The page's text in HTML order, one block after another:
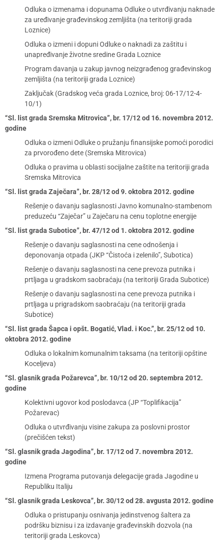
Odluka o izmenama i dopunama Odluke o utvrđivanju naknade
za uređivanje građevinskog zemljišta (na teritoriji grada
Loznice)
Odluka o izmeni i dopuni Odluke o naknadi za zaštitu i
unapređivanje životne sredine Grada Loznice
Program davanja u zakup javnog neizgrađenog građevinskog
zemljišta (na teritoriji grada Loznice)
Zaključak (Gradskog veća grada Loznice, broj: 06-17/12-4-
10/1)
“Sl. list grada Sremska Mitrovica”, br. 17/12 od 16. novembra 2012.
godine
Odluka o izmeni Odluke o pružanju finansijske pomoći porodici
za prvorođeno dete (Sremska Mitrovica)
Odluka o pravima u oblasti socijalne zaštite na teritoriji grada
Sremska Mitrovica
“Sl. list grada Zaječara”, br. 28/12 od 9. oktobra 2012. godine
Rešenje o davanju saglasnosti Javno komunalno-stambenom
preduzeću “Zaječar” u Zaječaru na cenu toplotne energije
“Sl. list grada Subotice”, br. 47/12 od 1. oktobra 2012. godine
Rešenje o davanju saglasnosti na cene odnošenja i
deponovanja otpada (JKP “Čistoća i zelenilo”, Subotica)
Rešenje o davanju saglasnosti na cene prevoza putnika i
prtljaga u gradskom saobraćaju (na teritoriji Grada Subotice)
Rešenje o davanju saglasnosti na cene prevoza putnika i
prtljaga u prigradskom saobraćaju (na teritoriji grada
Subotice)
“Sl. list grada Šapca i opšt. Bogatić, Vlad. i Koc.”, br. 25/12 od 10.
oktobra 2012. godine
Odluka o lokalnim komunalnim taksama (na teritoriji opštine
Koceljeva)
“Sl. glasnik grada Požarevca”, br. 10/12 od 20. septembra 2012.
godine
Kolektivni ugovor kod poslodavca (JP “Toplifikacija”
Požarevac)
Odluka o utvrđivanju visine zakupa za poslovni prostor
(prečišćen tekst)
“Sl. glasnik grada Jagodina”, br. 17/12 od 7. novembra 2012.
godine
Izmena Programa putovanja delegacije grada Jagodine u
Republiku Italiju
“Sl. glasnik grada Leskovca”, br. 30/12 od 28. avgusta 2012. godine
Odluka o pristupanju osnivanja jedinstvenog šaltera za
podršku biznisu i za izdavanje građevinskih dozvola (na
teritoriji grada Leskovca)